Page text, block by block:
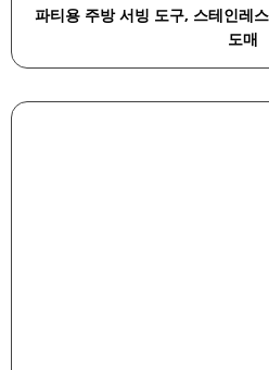
파티용 주방 서빙 도구, 스테인레
도매